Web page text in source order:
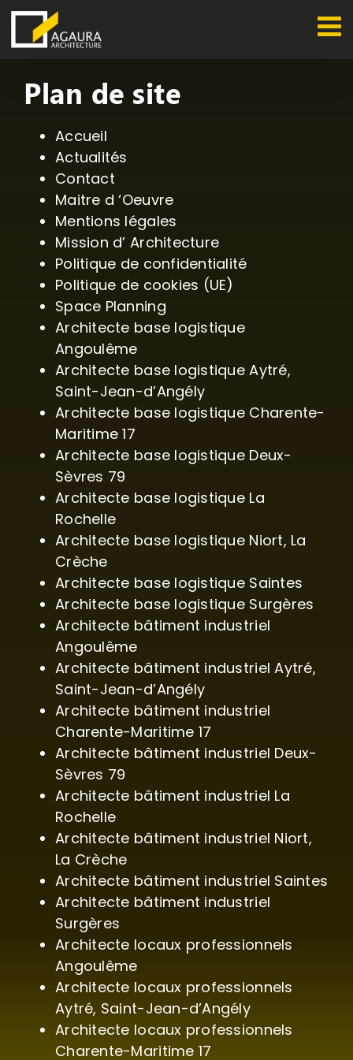
Passer
contenu
Plan de site
Accueil
Actualités
Contact
Maitre d ‘Oeuvre
Mentions légales
Mission d’ Architecture
Politique de confidentialité
Politique de cookies (UE)
Space Planning
Architecte base logistique
Angoulême
Architecte base logistique Aytré,
Saint-Jean-d’Angély
Architecte base logistique Charente-
Maritime 17
Architecte base logistique Deux-
Sèvres 79
Architecte base logistique La
Rochelle
Architecte base logistique Niort, La
Crèche
Architecte base logistique Saintes
Architecte base logistique Surgères
Architecte bâtiment industriel
Angoulême
Architecte bâtiment industriel Aytré,
Saint-Jean-d’Angély
Architecte bâtiment industriel
Charente-Maritime 17
Architecte bâtiment industriel Deux-
Sèvres 79
Architecte bâtiment industriel La
Rochelle
Architecte bâtiment industriel Niort,
La Crèche
Architecte bâtiment industriel Saintes
Architecte bâtiment industriel
Surgères
Architecte locaux professionnels
Angoulême
Architecte locaux professionnels
Aytré, Saint-Jean-d’Angély
Architecte locaux professionnels
Charente-Maritime 17